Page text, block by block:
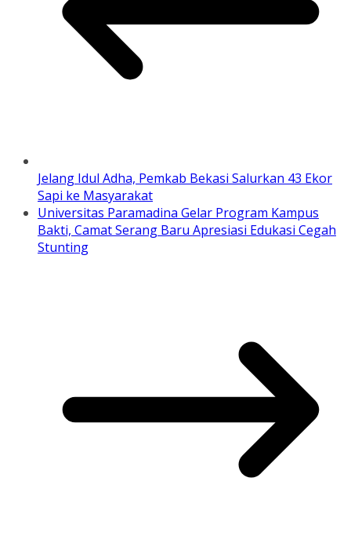
Jelang Idul Adha, Pemkab Bekasi Salurkan 43 Ekor
Sapi ke Masyarakat
Universitas Paramadina Gelar Program Kampus
Bakti, Camat Serang Baru Apresiasi Edukasi Cegah
Stunting